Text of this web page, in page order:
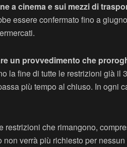
a cinema e sui mezzi di
essere confermato fino a
un provvedimento che
la fine di tutte le restrizioni già il
più tempo al chiuso. In ogni
restrizioni che rimangono,
verrà più richiesto per